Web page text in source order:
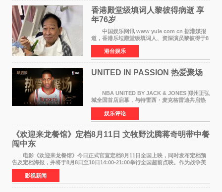
香港殿堂级填词人黎彼得病逝 享
年76岁​
中国娱乐网讯 www yule com cn 据港媒报
道，香港乐坛殿堂级填词人、资深演员黎彼得于8
月5日上午因病离世，终年76岁。好友钟志光透
露，黎彼得今年3月中风后便卧床休养，身体机能
持续衰退，最
港台娱乐
UNITED IN PASSION 热爱聚场
NBA UNITED BY JACK & JONES 郑州正弘
城全国首店启幕，与特雷西・麦克格雷迪共启热
爱 2026 年7 月21 日，
NBAUNITEDBYJACK&JONES 全国首店，于郑
州正弘城正式启幕。NBA 传奇球星
娱乐评论
《欢迎来龙餐馆》定档8月11日 文牧野沈腾蒋奇明带中餐
闯中东
电影《欢迎来龙餐馆》今日正式官宣定档8月11日全国上映，同时发布定档预
告及定档海报，并将于8月8日至10日14:00-21:00举行全国超前点映。作为战争美
食大片，影片讲述的是中国厨师徐福（沈腾
影视新闻